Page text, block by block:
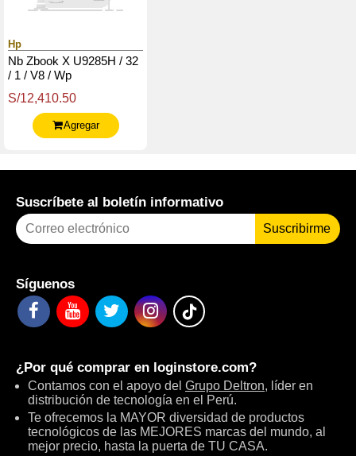
Hp
Nb Zbook X U9285H / 32
/ 1 / V8 / Wp
S/12,410.50
Agregar
Suscríbete al boletín informativo
Suscribirme
Síguenos
¿Por qué comprar en loginstore.com?
Contamos con el apoyo del Grupo Deltron, líder en
distribución de tecnología en el Perú.
Te ofrecemos la MAYOR diversidad de productos
tecnológicos de las MEJORES marcas del mundo, al
mejor precio, hasta la puerta de TU CASA.